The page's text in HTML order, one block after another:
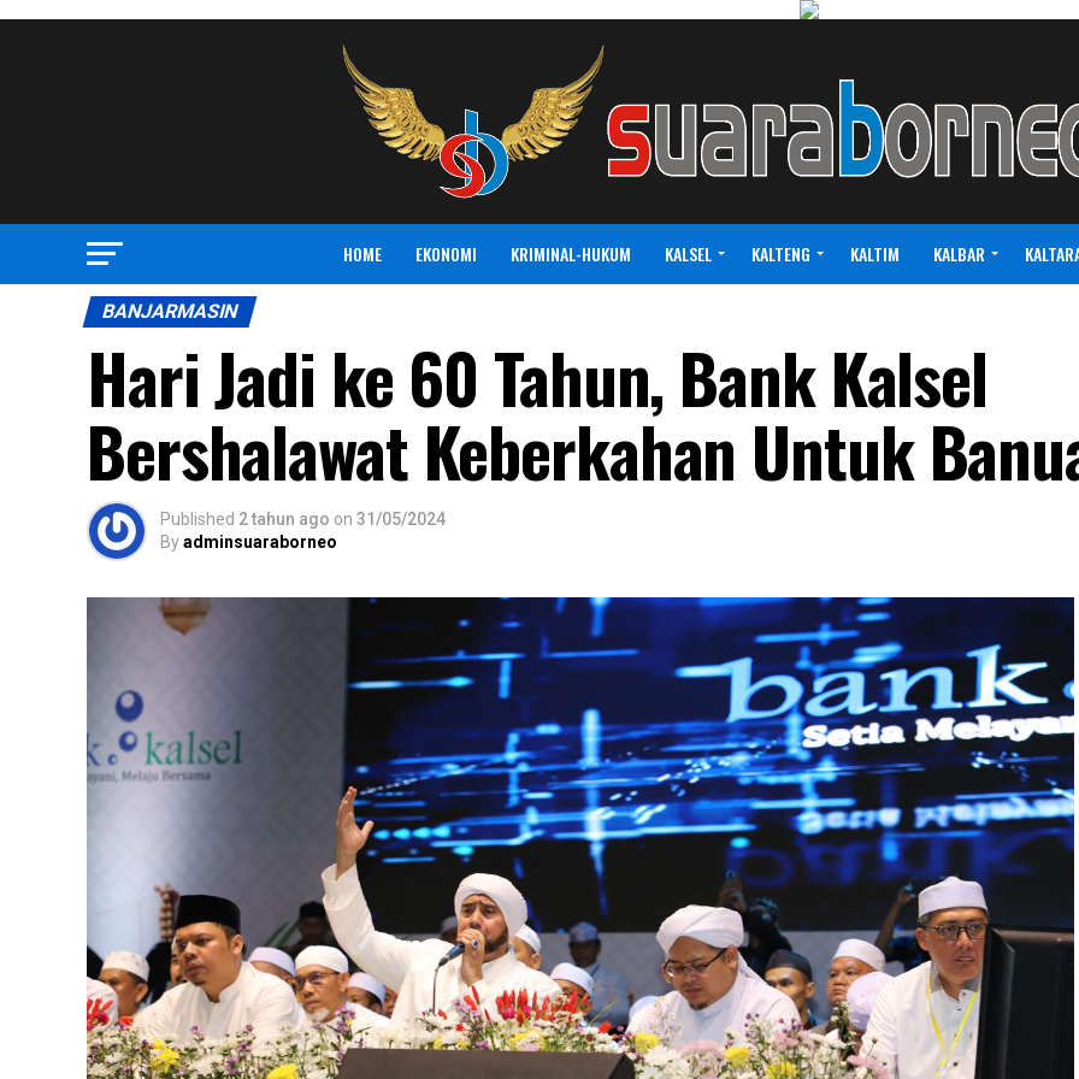
HOME EKONOMI KRIMINAL-HUKUM KALSEL KALTENG KALTIM KALBAR
BANJARMASIN
Hari Jadi ke 60 Tahun, Bank Kalsel
Bershalawat Keberkahan Untuk
Published 2 tahun ago on 31/05/2024
Byadminsuaraborneo